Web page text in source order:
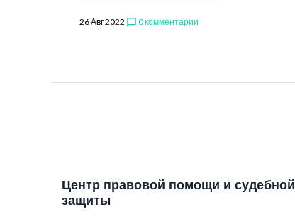
26 Авг 2022 chat_bubble_outline 0 комментарии
Центр правовой помощи и судебной
защиты